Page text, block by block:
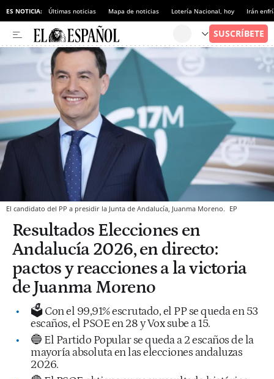
ES NOTICIA: Últimas noticias Mapa de noticias Lotería Nacional, hoy Irán
El candidato del PP a presidir la Junta de Andalucía, Juanma Moreno. EP
Resultados Elecciones en
Andalucía 2026, en directo:
pactos y reacciones a la victoria
de Juanma Moreno
🗳️ Con el 99,91% escrutado, el PP se queda en 53
escaños, el PSOE en 28 y Vox sube a 15.
🔵 El Partido Popular se queda a 2 escaños de la
mayoría absoluta en las elecciones andaluzas
2026.